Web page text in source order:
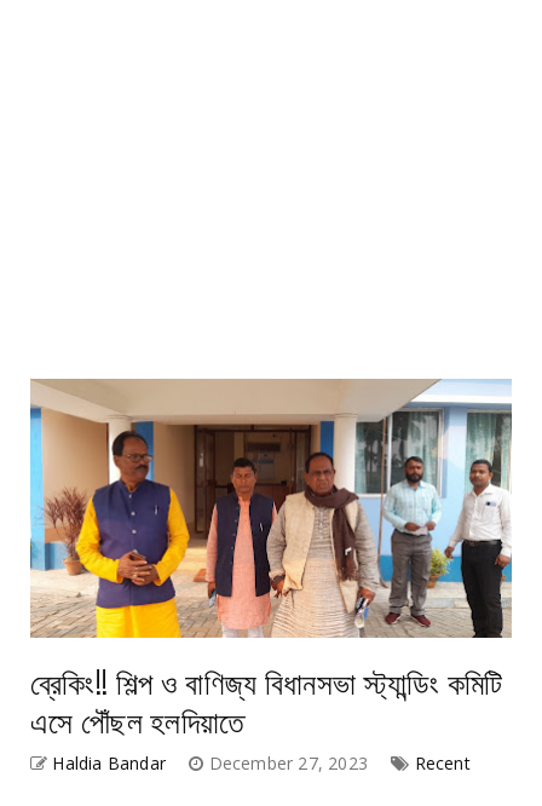
ব্রেকিং!! শিল্প ও বাণিজ্য বিধানসভা স্ট্যান্ডিং কমিটি
এসে পৌঁছল হলদিয়াতে
Haldia Bandar December 27, 2023 Recent